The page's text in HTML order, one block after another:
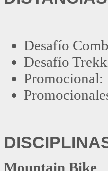
Desafío
Desafío
Mountain Bike